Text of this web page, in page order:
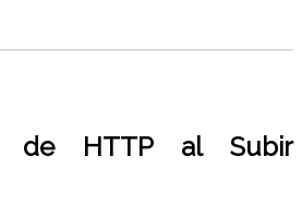
de HTTP al Subir